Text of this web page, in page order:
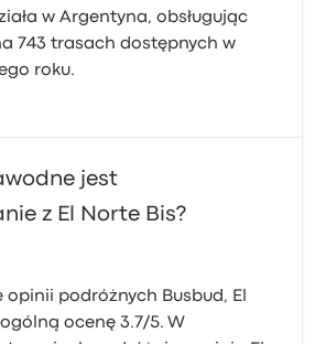
w Argentyna, obsługując
743 trasach dostępnych w
roku.
jest
z El Norte Bis?
opinii podróżnych Busbud, El
ocenę 3.7/5. W